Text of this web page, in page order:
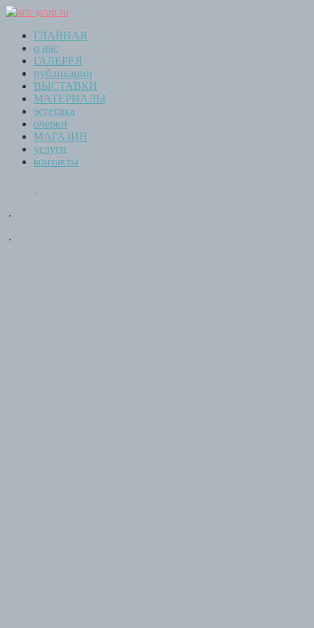
ГЛАВНАЯ
о нас
ГАЛЕРЕЯ
публикации
ВЫСТАВКИ
МАТЕРИАЛЫ
эстетика
очерки
МАГАЗИН
услуги
контакты
.
.